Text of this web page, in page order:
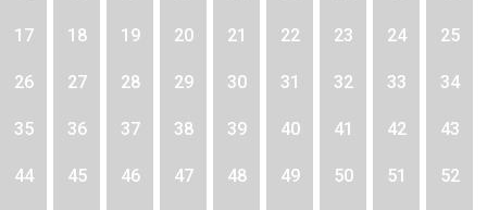
17 18 19 20 21 22 23 24 25
26 27 28 29 30 31 32 33 34
35 36 37 38 39 40 41 42 43
44 45 46 47 48 49 50 51 52